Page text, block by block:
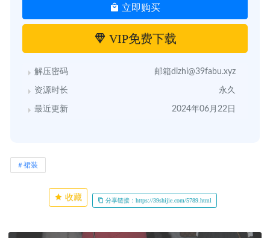
立即购买
VIP免费下载
解压密码 邮箱dizhi@39fabu.xyz
资源时长 永久
最近更新 2024年06月22日
裙装
收藏 分享链接：https://39shijie.com/5789.html